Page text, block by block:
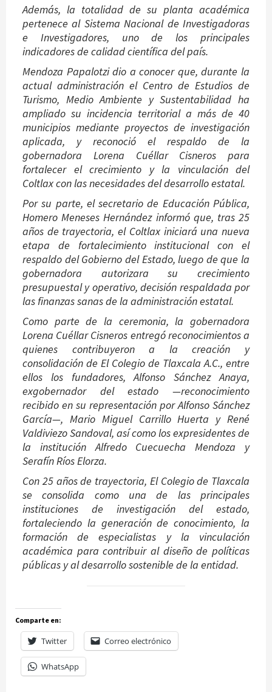
Además, la totalidad de su planta académica
pertenece al Sistema Nacional de Investigadoras
e Investigadores, uno de los principales
indicadores de calidad científica del país.
Mendoza Papalotzi dio a conocer que, durante la
actual administración el Centro de Estudios de
Turismo, Medio Ambiente y Sustentabilidad ha
ampliado su incidencia territorial a más de 40
municipios mediante proyectos de investigación
aplicada, y reconoció el respaldo de la
gobernadora Lorena Cuéllar Cisneros para
fortalecer el crecimiento y la vinculación del
Coltlax con las necesidades del desarrollo estatal.
Por su parte, el secretario de Educación Pública,
Homero Meneses Hernández informó que, tras 25
años de trayectoria, el Coltlax iniciará una nueva
etapa de fortalecimiento institucional con el
respaldo del Gobierno del Estado, luego de que la
gobernadora autorizara su crecimiento
presupuestal y operativo, decisión respaldada por
las finanzas sanas de la administración estatal.
Como parte de la ceremonia, la gobernadora
Lorena Cuéllar Cisneros entregó reconocimientos a
quienes contribuyeron a la creación y
consolidación de El Colegio de Tlaxcala A.C., entre
ellos los fundadores, Alfonso Sánchez Anaya,
exgobernador del estado —reconocimiento
recibido en su representación por Alfonso Sánchez
García—, Mario Miguel Carrillo Huerta y René
Valdiviezo Sandoval, así como los expresidentes de
la institución Alfredo Cuecuecha Mendoza y
Serafín Ríos Elorza.
Con 25 años de trayectoria, El Colegio de Tlaxcala
se consolida como una de las principales
instituciones de investigación del estado,
fortaleciendo la generación de conocimiento, la
formación de especialistas y la vinculación
académica para contribuir al diseño de políticas
públicas y al desarrollo sostenible de la entidad.
Comparte en:
Twitter Correo electrónico
WhatsApp